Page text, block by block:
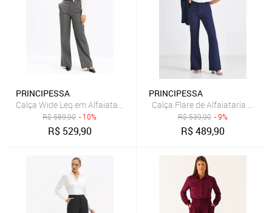
PRINCIPESSA
Calça Wide Leg em Alfaiataria Risca de Giz Eulália
R$589,90 - 10%
R$ 529,90
PRINCIPESSA
Calça Flare de Alfaiataria
R$539,90 - 9%
R$489,90